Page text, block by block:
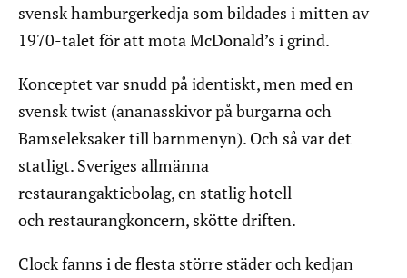
svensk hamburgerkedja som bildades i mitten av
1970-talet för att mota McDonald’s i grind.
Konceptet var snudd på identiskt, men med en
svensk twist (ananasskivor på burgarna och
Bamseleksaker till barnmenyn). Och så var det
statligt. Sveriges allmänna
restaurangaktiebolag, en statlig hotell-
och restaurangkoncern, skötte driften.
Clock fanns i de flesta större städer och kedjan